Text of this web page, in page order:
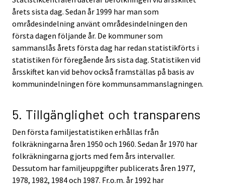
årets sista dag. Sedan år 1999 har man som
områdesindelning använt områdesindelningen den
första dagen följande år. De kommuner som
sammanslås årets första dag har redan statistikförts i
statistiken för föregående års sista dag. Statistiken vid
årsskiftet kan vid behov också framställas på basis av
kommunindelningen före kommunsammanslagningen.
5. Tillgänglighet och transparens
Den första familjestatistiken erhållas från
folkräkningarna åren 1950 och 1960. Sedan år 1970 har
folkräkningarna gjorts med fem års intervaller.
Dessutom har familjeuppgifter publicerats åren 1977,
1978, 1982, 1984 och 1987. Fr.o.m. år 1992 har